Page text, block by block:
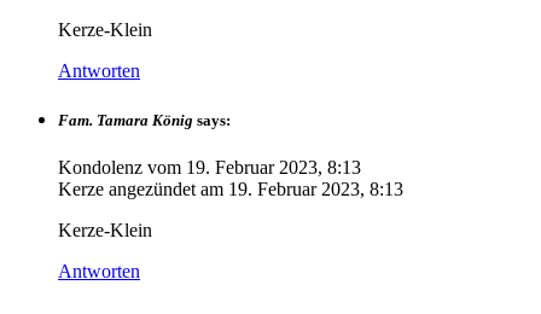
Kerze-Klein
Antworten
Fam. Tamara König says:
Kondolenz vom 19. Februar 2023, 8:13
Kerze angezündet am 19. Februar 2023, 8:13
Kerze-Klein
Antworten